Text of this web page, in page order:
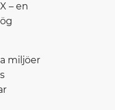
– en
miljöer